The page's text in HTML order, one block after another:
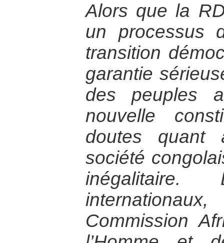
Alors que la
un processus
transition
garantie
des peuples
nouvelle
doutes quant
société
inégalitaire.
Commission